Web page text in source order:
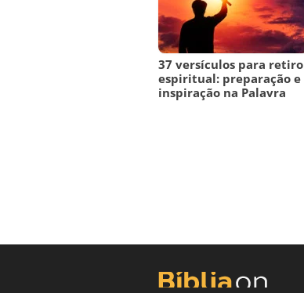
37 versículos para retiro
espiritual: preparação e
inspiração na Palavra